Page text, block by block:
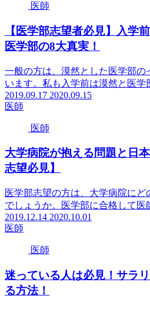
医師
【医学部志望者必見】入学
医学部の8大真実！
一般の方は、漠然とした医学部の
います。私も入学前は漠然と医学
2019.09.17 2020.09.15
医師
医師
大学病院が抱える問題と日
志望必見】
医学部志望の方は、大学病院にど
でしょうか。医学部に合格して医
2019.12.14 2020.10.01
医師
医師
迷っている人は必見！サラ
る方法！